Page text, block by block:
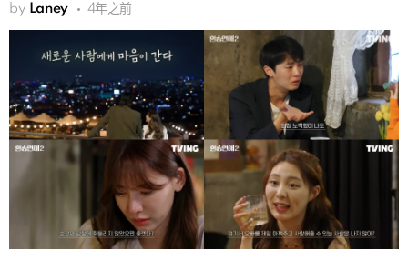
by Laney 4年之前